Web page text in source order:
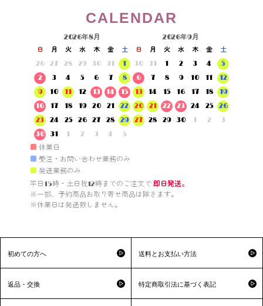
CALENDAR
2026年8月
日 月 火 水 木 金
土
26
27 28 29 30 31
1
2
3 4 5 6 7
8
9
10 11 12 13 14
15
16
17 18 19 20 21
22
23
24 25 26 27 28
29
30
31 1 2 3 4 5
2026年9月
日 月 火 水 木 金
土
30
31 1 2 3 4
5
6
7 8 9 10 11
12
13
14 15 16 17 18
19
20
21 22 23 24 25
26
27
28 29 30 1 2 3
■ 休業日
■ 受注・お問い合わせ業務のみ
■ 発送業務のみ
平日15時・土日祝12時までのご注文で 即日発送。
※一部、予約商品お取り寄せ商品は除きます。
※休業日は発送致しません。
初めての方へ 送料とお支払い方法
返品・交換 特定商取引法に基づく表記